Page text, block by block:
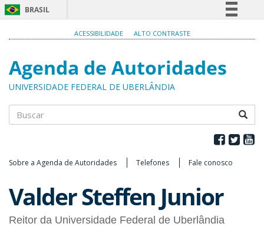
BRASIL
Participe
Acesso à informação
ACESSIBILIDADE ALTO CONTRASTE
Agenda de Autoridades
UNIVERSIDADE FEDERAL DE UBERLÂNDIA
Sobre a Agenda de Autoridades Telefones Fale conosco
Valder Steffen Junior
Reitor da Universidade Federal de Uberlândia